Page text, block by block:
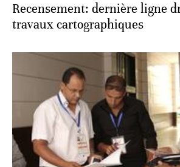
Recensement: dernière ligne
travaux cartographiques